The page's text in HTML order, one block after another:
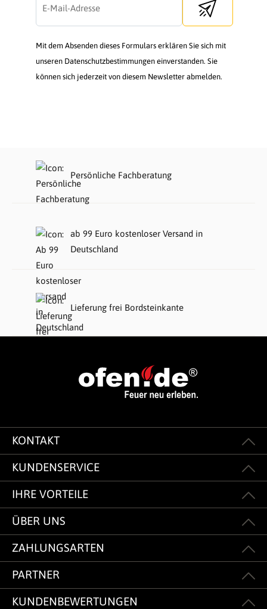
Send newsletter
Mit dem Absenden dieses Formulars erklären Sie sich mit
unseren Datenschutzbestimmungen einverstanden. Sie
können sich jederzeit von diesem Newsletter abmelden.
Persönliche Fachberatung
ab 99 Euro kostenloser Versand in
Deutschland
Lieferung frei Bordsteinkante
KONTAKT
KUNDENSERVICE
IHRE VORTEILE
ÜBER UNS
ZAHLUNGSARTEN
PARTNER
KUNDENBEWERTUNGEN